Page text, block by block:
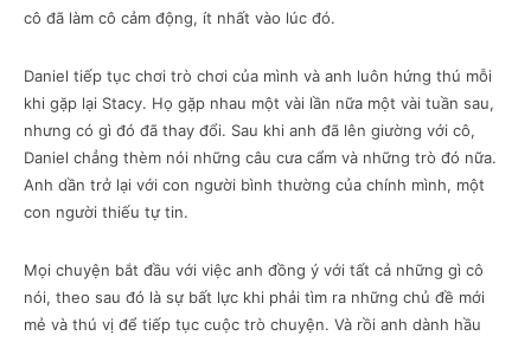
cô đã làm cô cảm động, ít nhất vào lúc đó.
Daniel tiếp tục chơi trò chơi của mình và anh luôn hứng thú mỗi
khi gặp lại Stacy. Họ gặp nhau một vài lần nữa một vài tuần sau,
nhưng có gì đó đã thay đổi. Sau khi anh đã lên giường với cô,
Daniel chẳng thèm nói những câu cưa cẩm và những trò đó nữa.
Anh dần trở lại với con người bình thường của chính mình, một
con người thiếu tự tin.
Mọi chuyện bắt đầu với việc anh đồng ý với tất cả những gì cô
nói, theo sau đó là sự bất lực khi phải tìm ra những chủ đề mới
mẻ và thú vị để tiếp tục cuộc trò chuyện. Và rồi anh dành hầu